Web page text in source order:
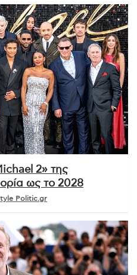
2» της
ως το 2028
Politic.gr